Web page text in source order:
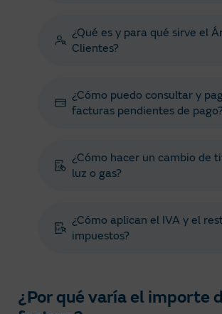
¿Qué es y para qué sirve el
Clientes?
¿Cómo puedo consultar y
facturas pendientes de pago?
¿Cómo hacer un cambio de
luz o gas?
¿Cómo aplican el IVA y el
impuestos?
¿Por qué varía el importe